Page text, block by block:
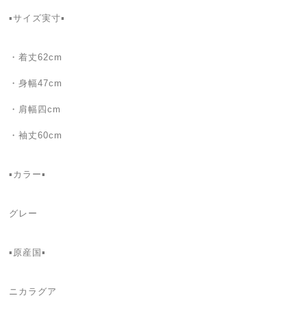
▪サイズ実寸▪
・着丈62cm
・身幅47cm
・肩幅四cm
・袖丈60cm
▪カラー▪
グレー
▪原産国▪
ニカラグア